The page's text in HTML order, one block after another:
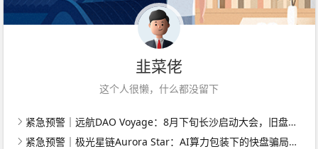
韭菜佬
这个人很懒，什么都没留下
紧急预警｜远航DAO Voyage：8月下旬长沙启动大会，旧盘团队平移，RWA+大宗商品包装——又是庞氏滚盘的老剧本
紧急预警｜极光星链Aurora Star：AI算力包装下的快盘骗局，认购即入坑